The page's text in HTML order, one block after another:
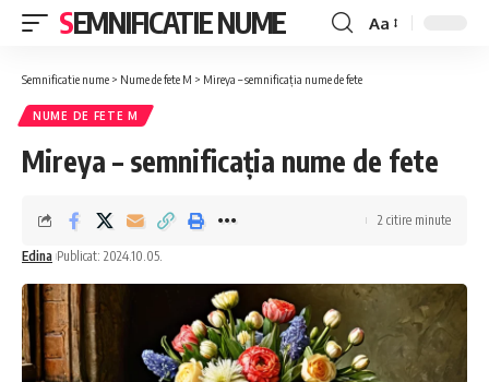
SEMNIFICATIE NUME
Font
Aa
Semnificatie nume > Nume de fete M > Mireya – semnificația nume de fete
NUME DE FETE M
Mireya – semnificația nume de fete
Edina Publicat: 2024.10.05.
2 citire minute